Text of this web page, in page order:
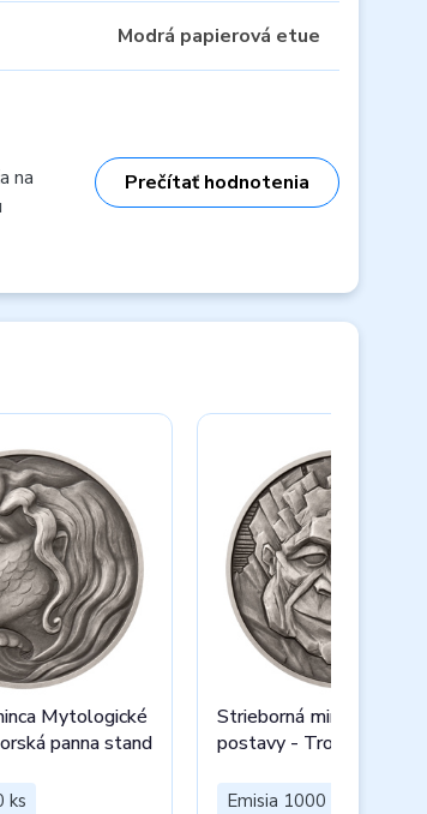
Modrá papierová etue
na
Prečítať hodnotenia
Mytologické
panna stand
ks
Strieborná minca
postavy - Troll stand
Emisia 1000 ks